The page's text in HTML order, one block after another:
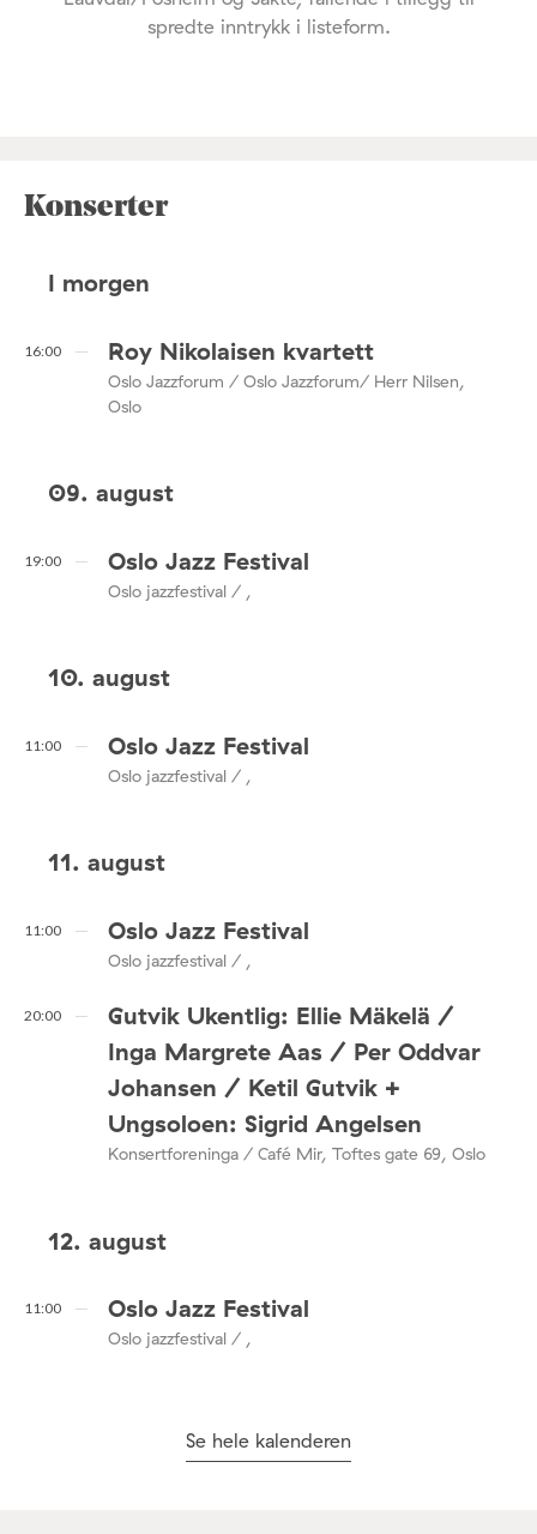
spredte inntrykk i listeform.
Konserter
I morgen
16:00 Roy Nikolaisen kvartett
Oslo Jazzforum / Oslo Jazzforum/ Herr Nilsen,
Oslo
09. august
19:00 Oslo Jazz Festival
Oslo jazzfestival / ,
10. august
11:00 Oslo Jazz Festival
Oslo jazzfestival / ,
11. august
11:00 Oslo Jazz Festival
Oslo jazzfestival / ,
20:00
Gutvik Ukentlig: Ellie Mäkelä /
Inga Margrete Aas / Per Oddvar
Johansen / Ketil Gutvik +
Ungsoloen: Sigrid Angelsen
Konsertforeninga / Café Mir, Toftes gate 69, Oslo
12. august
11:00 Oslo Jazz Festival
Oslo jazzfestival / ,
Se hele kalenderen